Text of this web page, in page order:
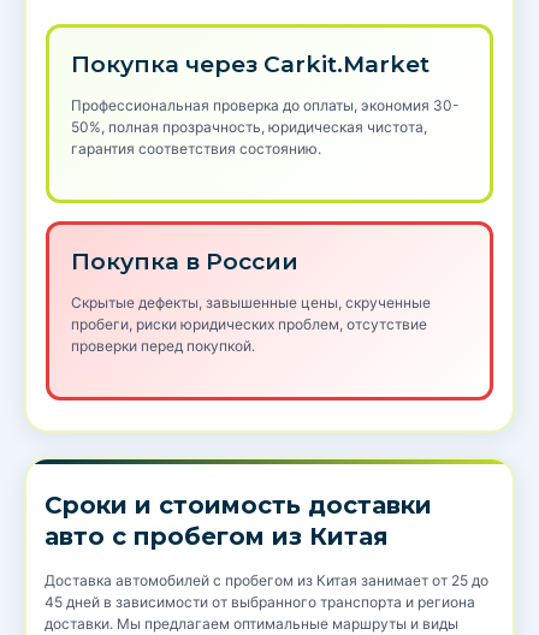
Покупка через Carkit.Market
Профессиональная проверка до оплаты, экономия 30-
50%, полная прозрачность, юридическая чистота,
гарантия соответствия состоянию.
Покупка в России
Скрытые дефекты, завышенные цены, скрученные
пробеги, риски юридических проблем, отсутствие
проверки перед покупкой.
Сроки и стоимость доставки
авто с пробегом из Китая
Доставка автомобилей с пробегом из Китая занимает от 25 до
45 дней в зависимости от выбранного транспорта и региона
доставки. Мы предлагаем оптимальные маршруты и виды